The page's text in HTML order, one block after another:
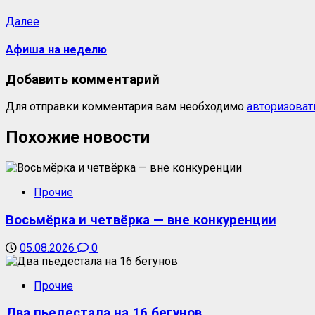
ДалееСледующая
Афиша на неделю
Добавить комментарий
Для отправки комментария вам необходимо
Похожие новости
Прочие
Восьмёрка и четвёрка — вне конкуренции
05.08.2026 0
Прочие